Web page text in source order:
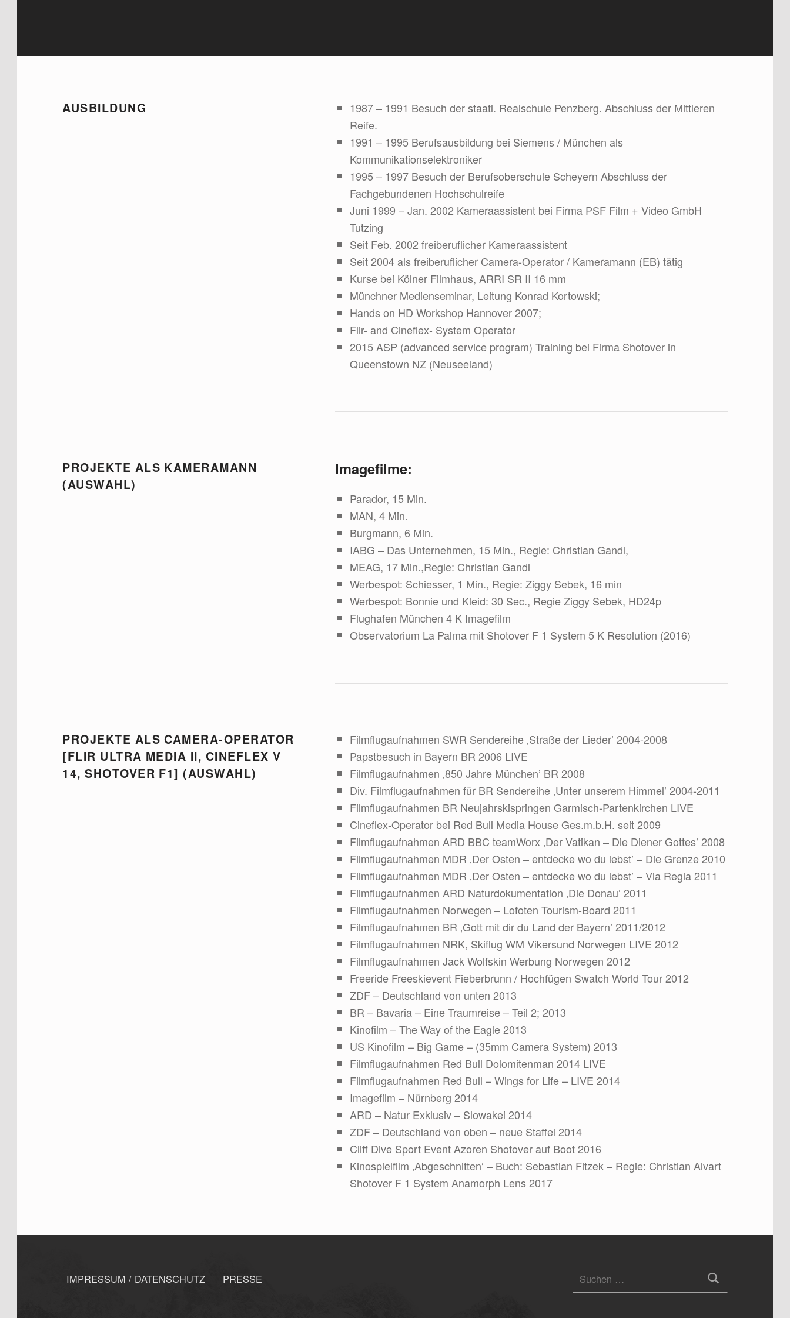
AUSBILDUNG
1987 – 1991 Besuch der staatl. Realschule Penzberg. Abschluss der Mittleren
Reife.
1991 – 1995 Berufsausbildung bei Siemens / München als
Kommunikationselektroniker
1995 – 1997 Besuch der Berufsoberschule Scheyern Abschluss der
Fachgebundenen Hochschulreife
Juni 1999 – Jan. 2002 Kameraassistent bei Firma PSF Film + Video GmbH
Tutzing
Seit Feb. 2002 freiberuflicher Kameraassistent
Seit 2004 als freiberuflicher Camera-Operator / Kameramann (EB) tätig
Kurse bei Kölner Filmhaus, ARRI SR II 16 mm
Münchner Medienseminar, Leitung Konrad Kortowski;
Hands on HD Workshop Hannover 2007;
Flir- and Cineflex- System Operator
2015 ASP (advanced service program) Training bei Firma Shotover in
Queenstown NZ (Neuseeland)
PROJEKTE ALS KAMERAMANN
(AUSWAHL)
Imagefilme:
Parador, 15 Min.
MAN, 4 Min.
Burgmann, 6 Min.
IABG – Das Unternehmen, 15 Min., Regie: Christian Gandl,
MEAG, 17 Min.,Regie: Christian Gandl
Werbespot: Schiesser, 1 Min., Regie: Ziggy Sebek, 16 min
Werbespot: Bonnie und Kleid: 30 Sec., Regie Ziggy Sebek, HD24p
Flughafen München 4 K Imagefilm
Observatorium La Palma mit Shotover F 1 System 5 K Resolution (2016)
PROJEKTE ALS CAMERA-OPERATOR
[FLIR ULTRA MEDIA II, CINEFLEX V
14, SHOTOVER F1] (AUSWAHL)
Filmflugaufnahmen SWR Sendereihe ‚Straße der Lieder’ 2004-2008
Papstbesuch in Bayern BR 2006 LIVE
Filmflugaufnahmen ‚850 Jahre München’ BR 2008
Div. Filmflugaufnahmen für BR Sendereihe ‚Unter unserem Himmel’ 2004-2011
Filmflugaufnahmen BR Neujahrskispringen Garmisch-Partenkirchen LIVE
Cineflex-Operator bei Red Bull Media House Ges.m.b.H. seit 2009
Filmflugaufnahmen ARD BBC teamWorx ‚Der Vatikan – Die Diener Gottes’ 2008
Filmflugaufnahmen MDR ‚Der Osten – entdecke wo du lebst’ – Die Grenze 2010
Filmflugaufnahmen MDR ‚Der Osten – entdecke wo du lebst’ – Via Regia 2011
Filmflugaufnahmen ARD Naturdokumentation ‚Die Donau’ 2011
Filmflugaufnahmen Norwegen – Lofoten Tourism-Board 2011
Filmflugaufnahmen BR ‚Gott mit dir du Land der Bayern’ 2011/2012
Filmflugaufnahmen NRK, Skiflug WM Vikersund Norwegen LIVE 2012
Filmflugaufnahmen Jack Wolfskin Werbung Norwegen 2012
Freeride Freeskievent Fieberbrunn / Hochfügen Swatch World Tour 2012
ZDF – Deutschland von unten 2013
BR – Bavaria – Eine Traumreise – Teil 2; 2013
Kinofilm – The Way of the Eagle 2013
US Kinofilm – Big Game – (35mm Camera System) 2013
Filmflugaufnahmen Red Bull Dolomitenman 2014 LIVE
Filmflugaufnahmen Red Bull – Wings for Life – LIVE 2014
Imagefilm – Nürnberg 2014
ARD – Natur Exklusiv – Slowakei 2014
ZDF – Deutschland von oben – neue Staffel 2014
Cliff Dive Sport Event Azoren Shotover auf Boot 2016
Kinospielfilm ‚Abgeschnitten‘ – Buch: Sebastian Fitzek – Regie: Christian Alvart
Shotover F 1 System Anamorph Lens 2017
IMPRESSUM / DATENSCHUTZ PRESSE